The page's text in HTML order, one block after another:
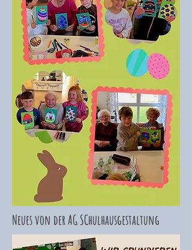
Neues von der AG SChulhausgestaltung